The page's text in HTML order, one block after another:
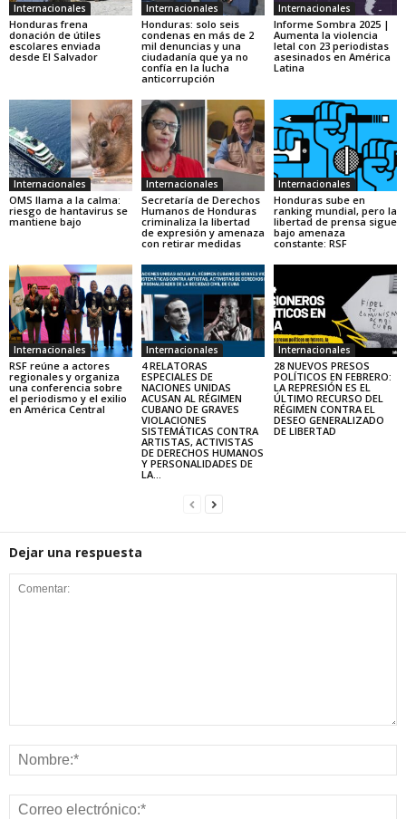
Internacionales
Honduras frena
donación de útiles
escolares enviada
desde El Salvador
Internacionales
Honduras: solo seis
condenas en más de 2
mil denuncias y una
ciudadanía que ya no
confía en la lucha
anticorrupción
Internacionales
Informe Sombra 2025 |
Aumenta la violencia
letal con 23 periodistas
asesinados en América
Latina
Internacionales
OMS llama a la calma:
riesgo de hantavirus se
mantiene bajo
Internacionales
Secretaría de Derechos
Humanos de Honduras
criminaliza la libertad
de expresión y amenaza
con retirar medidas
Internacionales
Honduras sube en
ranking mundial, pero la
libertad de prensa sigue
bajo amenaza
constante: RSF
Internacionales
RSF reúne a actores
regionales y organiza
una conferencia sobre
el periodismo y el exilio
en América Central
Internacionales
4 RELATORAS
ESPECIALES DE
NACIONES UNIDAS
ACUSAN AL RÉGIMEN
CUBANO DE GRAVES
VIOLACIONES
SISTEMÁTICAS CONTRA
ARTISTAS, ACTIVISTAS
DE DERECHOS HUMANOS
Y PERSONALIDADES DE
LA...
Internacionales
28 NUEVOS PRESOS
POLÍTICOS EN FEBRERO:
LA REPRESIÓN ES EL
ÚLTIMO RECURSO DEL
RÉGIMEN CONTRA EL
DESEO GENERALIZADO
DE LIBERTAD
Dejar una respuesta